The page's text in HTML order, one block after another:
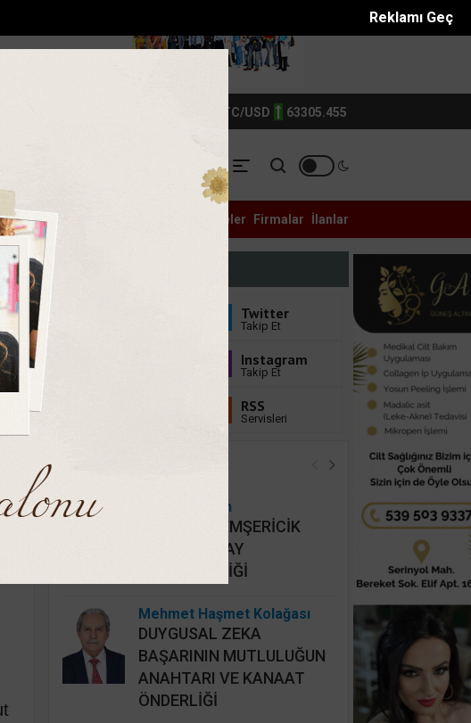
Reklamı Geç
BTC/USD 63305.455
ASAYİŞ
ve kurtarma tatbikatı Burdurda göl ve göletler yavru sazanlarla bul...
TV Eczaneler Firmalar İlanlar
Twitter
Takip Et
Instagram
Takip Et
RSS
Servisleri
Hidayet Şişkin
MAHALLİ HEMŞERİCİK
YERİNE HATAY
HEMŞERİCİLİĞİ
Mehmet Haşmet Kolağası
DUYGUSAL ZEKA
BAŞARININ MUTLULUĞUN
ANAHTARI VE KANAAT
ÖNDERLİĞİ